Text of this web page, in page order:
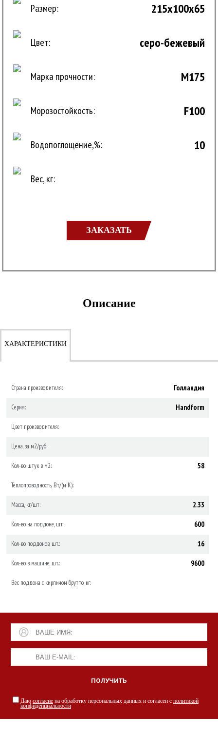
Размер: 215x100x65
Цвет: cеро-бежевый
Марка прочности: M175
Морозостойкость: F100
Водопоглощение,%: 10
Вес, кг:
ЗАКАЗАТЬ
Описание
ХАРАКТЕРИСТИКИ
Страна производителя: Голландия
Серия: Handform
Цвет производителя:
Цена, за м2/руб:
Кол-во штук в м2: 58
Теплопроводность, Вт/(м·К):
Масса, кг/шт: 2.33
Кол-во на поддоне, шт.: 600
Кол-во поддонов, шт.: 16
Кол-во в машине, шт.: 9600
Вес поддона с кирпичом брутто, кг:
Даю согласие на обработку персональных данных и согласен с политикой
конфиденциальности